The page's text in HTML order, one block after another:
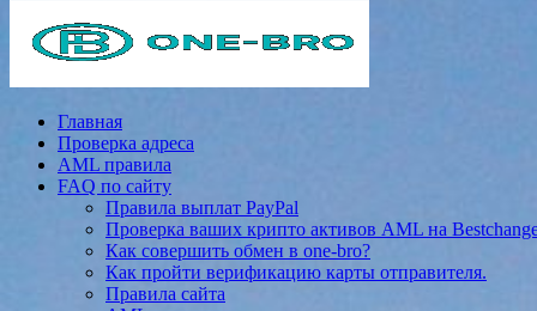
Главная
Проверка адреса
AML правила
FAQ по сайту
Правила выплат PayPal
Проверка ваших крипто активов AML на
Как совершить обмен в one-bro?
Как пройти верификацию карты отправителя.
Правила сайта